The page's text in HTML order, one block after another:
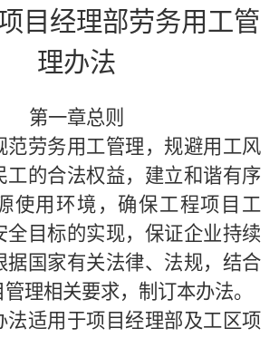
目经理部劳务用工管
理办法
第一章总则
范劳务用工管理，规避用工风
工的合法权益，建立和谐有序
使用环境，确保工程项目工
全目标的实现，保证企业持续
据国家有关法律、法规，结合
理相关要求，制订本办法。
法适用于项目经理部及工区项